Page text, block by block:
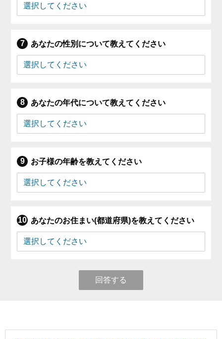
あなたの性別について教えてください
あなたの年代について教えてください
お子様の年齢を教えてください
あなたのお住まい(都道府県)を教えてください
回答する